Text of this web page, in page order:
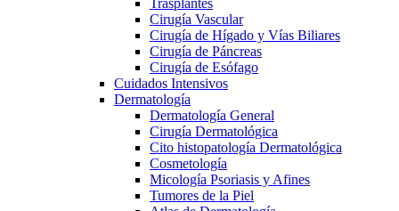
Trasplantes
Cirugía Vascular
Cirugía de Hígado y Vías Biliares
Cirugía de Páncreas
Cirugía de Esófago
Cuidados Intensivos
Dermatología
Dermatología General
Cirugía Dermatológica
Cito histopatología Dermatológica
Cosmetología
Micología Psoriasis y Afines
Tumores de la Piel